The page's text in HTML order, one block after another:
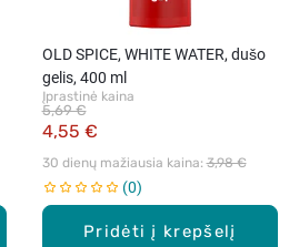
Pridėti į krepšelį
OLD SPICE, WHITE WATER, dušo
gelis, 400 ml
Įprastinė kaina
4,55 €
5,69 €
30 dienų mažiausia kaina: 3,98 €
0